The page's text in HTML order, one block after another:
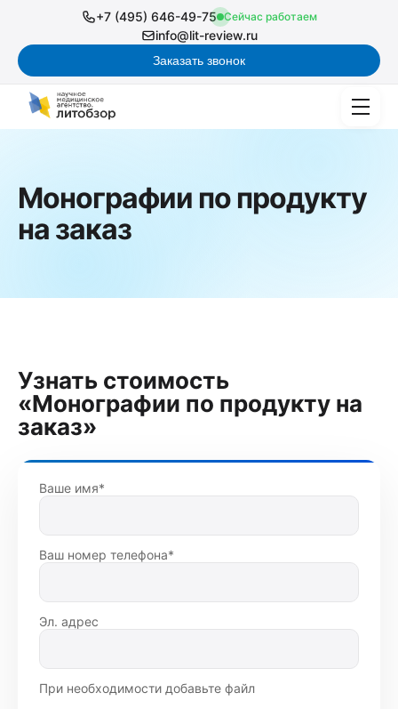
+7 (495) 646-49-75 Сейчас работаем
info@lit-review.ru
Заказать звонок
Монографии по продукту
на заказ
Узнать стоимость
«Монографии по продукту на
заказ»
Ваше имя*
Ваш номер телефона*
Эл. адрес
При необходимости добавьте файл